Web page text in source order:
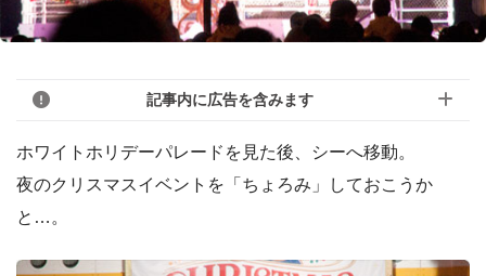
記事内に広告を含みます
ホワイトホリデーパレードを見た後、シーへ移動。
夜のクリスマスイベントを「ちょろみ」しておこうか
と…。